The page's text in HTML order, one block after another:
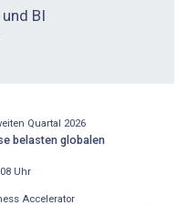
BI
Quartal 2026
belasten globalen
Uhr
Accelerator